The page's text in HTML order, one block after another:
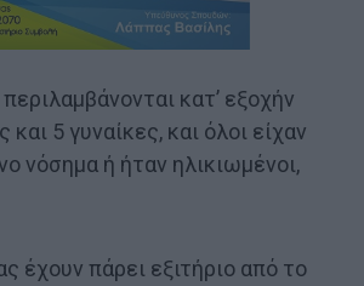
κατ’ εξοχήν
5 γυναίκες, και όλοι είχαν
νόσημα ή ήταν ηλικιωμένοι,
έχουν πάρει εξιτήριο από το